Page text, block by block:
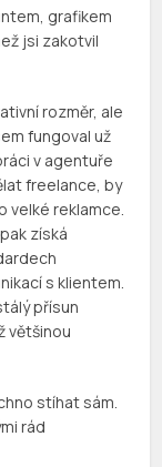
grafikem
jsi zakotvil
rozměr, ale
fungoval už
v agentuře
freelance, by
velké reklamce.
získá
s klientem.
přísun
většinou
stíhat sám.
rád